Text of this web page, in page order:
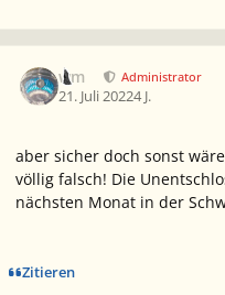
wm Administrator
21. Juli 20224 J.
aber sicher doch sonst
völlig falsch! Die
nächsten Monat in der
Zitieren